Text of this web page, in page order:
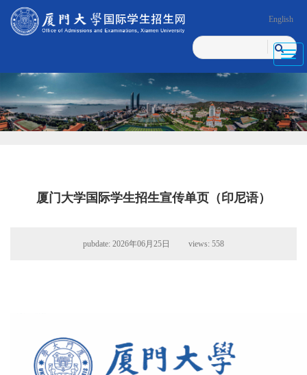
English
厦门大学国际学生招生宣传单页（印尼语）
pubdate: 2026年06月25日 views: 558